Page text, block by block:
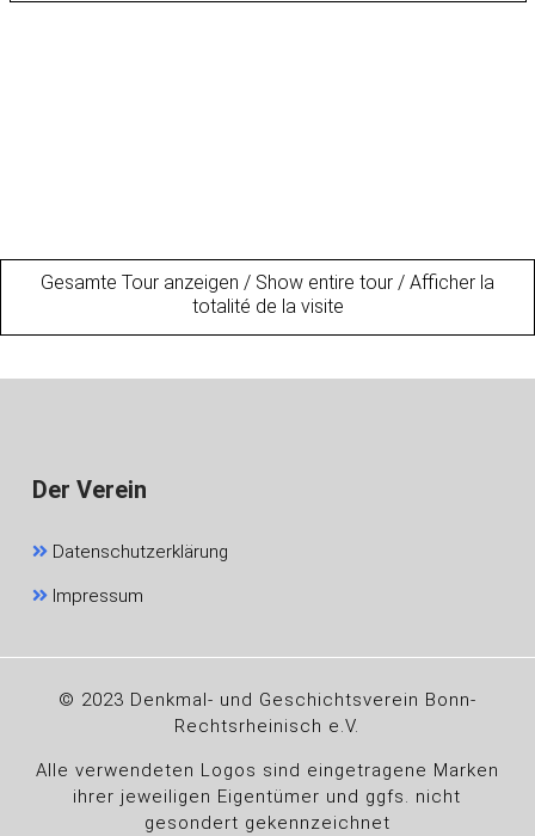
Gesamte Tour anzeigen / Show entire tour / Afficher la
totalité de la visite
Der Verein
Datenschutzerklärung
Impressum
© 2023 Denkmal- und Geschichtsverein Bonn-
Rechtsrheinisch e.V.
Alle verwendeten Logos sind eingetragene Marken
ihrer jeweiligen Eigentümer und ggfs. nicht
gesondert gekennzeichnet